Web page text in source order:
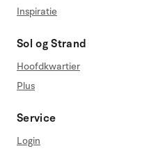
Inspiratie
Sol og Strand
Hoofdkwartier
Plus
Service
Login